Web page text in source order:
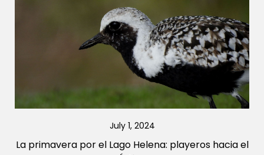
July 1, 2024
La primavera por el Lago Helena: playeros hacia el